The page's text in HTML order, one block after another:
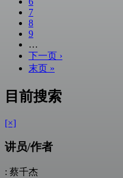
7
8
9
…
下一页 ›
末页 »
目前搜索
[×]
讲员/作者
: 蔡千杰